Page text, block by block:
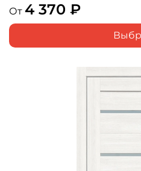
От 4 370 ₽